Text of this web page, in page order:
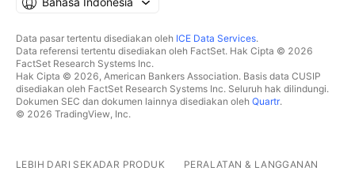
Data pasar tertentu disediakan oleh ICE Data Services.
Data referensi tertentu disediakan oleh FactSet. Hak Cipta © 2026
FactSet Research Systems Inc.
Hak Cipta © 2026, American Bankers Association. Basis data CUSIP
disediakan oleh FactSet Research Systems Inc. Seluruh hak dilindungi.
Dokumen SEC dan dokumen lainnya disediakan oleh Quartr.
© 2026 TradingView, Inc.
LEBIH DARI SEKADAR PRODUK PERALATAN & LANGGANAN